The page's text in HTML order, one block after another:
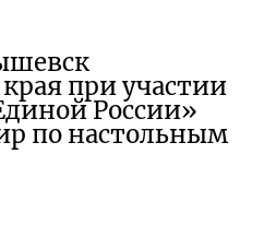
края при участии
России»
по настольным